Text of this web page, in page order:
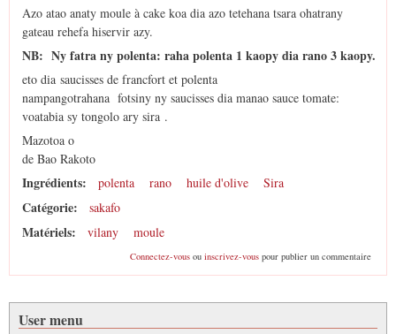
Azo atao anaty moule à cake koa dia azo tetehana tsara ohatrany
gateau rehefa hiservir azy.
NB: Ny fatra ny polenta: raha polenta 1 kaopy dia rano 3 kaopy.
eto dia saucisses de francfort et polenta
nampangotrahana fotsiny ny saucisses dia manao sauce tomate:
voatabia sy tongolo ary sira .
Mazotoa o
de Bao Rakoto
Ingrédients: polenta rano huile d'olive Sira
Catégorie: sakafo
Matériels: vilany moule
Connectez-vousou inscrivez-vouspour publier un commentaire
User menu